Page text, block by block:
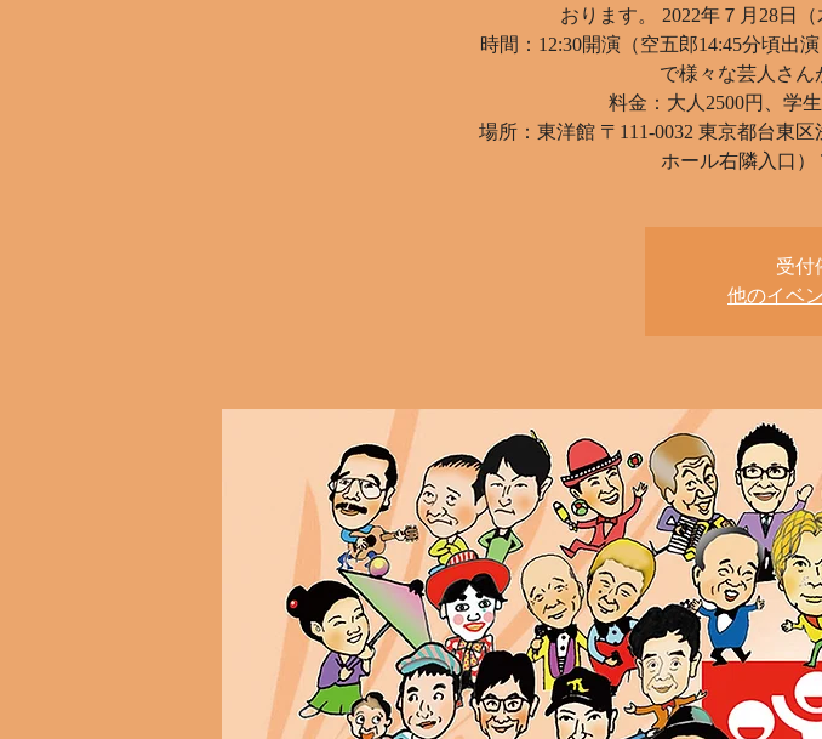
おります。 2022年７月28日
時間：12:30開演（空五郎14:45分頃出
で様々な芸人さん
料金：大人2500円、学
場所：東洋館 〒111-0032 東京都台東
ホール右隣入口）
受付
他のイベ